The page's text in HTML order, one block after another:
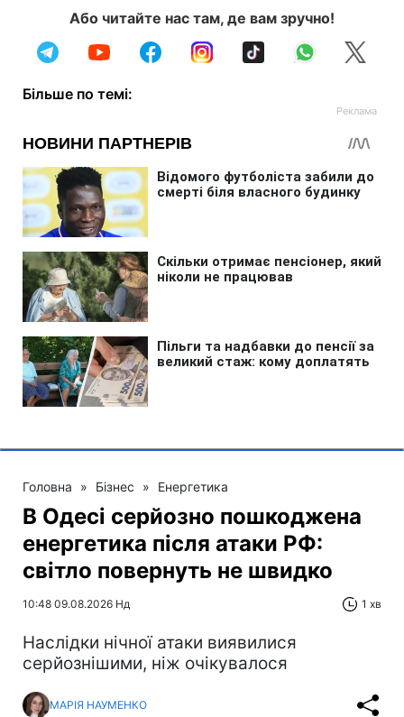
Або читайте нас там, де вам зручно!
Більше по темі:
Головна » Бізнес » Енергетика
В Одесі серйозно пошкоджена
енергетика після атаки РФ:
світло повернуть не швидко
10:48 09.08.2026 Нд 1 хв
Наслідки нічної атаки виявилися
серйознішими, ніж очікувалося
МАРІЯ НАУМЕНКО